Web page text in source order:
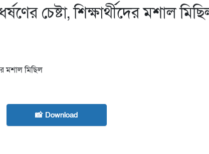
চেষ্টা, শিক্ষার্থীদের মশাল
📸 Download